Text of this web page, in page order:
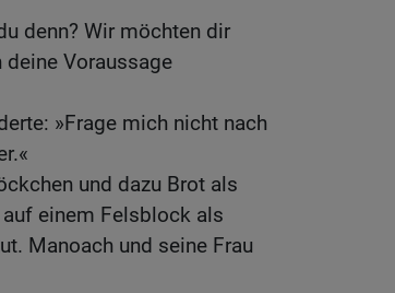
denn? Wir möchten dir
deine Voraussage
»Frage mich nicht nach
und dazu Brot als
einem Felsblock als
Manoach und seine Frau